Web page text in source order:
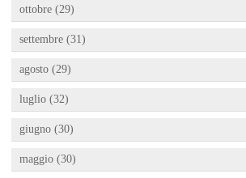
ottobre (29)
settembre (31)
agosto (29)
luglio (32)
giugno (30)
maggio (30)